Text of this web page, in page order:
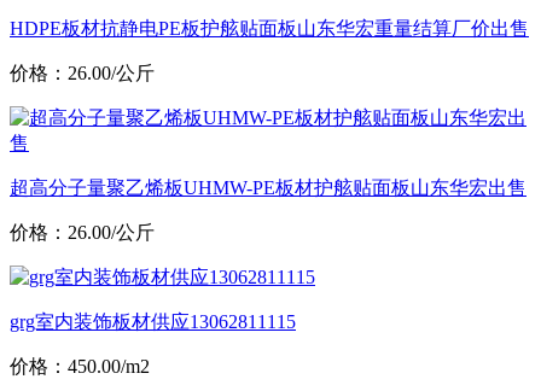
HDPE板材抗静电PE板护舷贴面板山东华宏重量结算厂价出售
价格：26.00/公斤
超高分子量聚乙烯板UHMW-PE板材护舷贴面板山东华宏出售
价格：26.00/公斤
grg室内装饰板材供应13062811115
价格：450.00/m2